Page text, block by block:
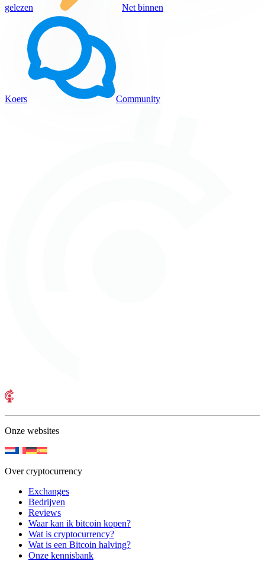
gelezen Net binnen
Koers Community
Onze websites
Over cryptocurrency
Exchanges
Bedrijven
Reviews
Waar kan ik bitcoin kopen?
Wat is cryptocurrency?
Wat is een Bitcoin halving?
Onze kennisbank